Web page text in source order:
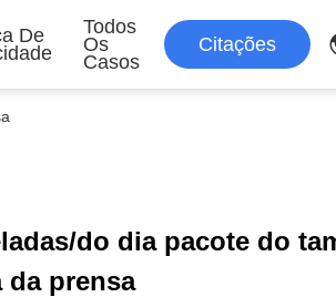
De
Todos
Os
Casos
Citações
do dia pacote do
da prensa